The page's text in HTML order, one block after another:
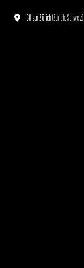
60 stn Zürich(Zürich Schweiz)